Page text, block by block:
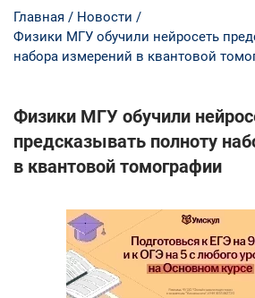
Главная
Новости
Физики МГУ обучили нейросеть
набора измерений в квантовой
Физики МГУ обучили
предсказывать полноту
в квантовой томографии